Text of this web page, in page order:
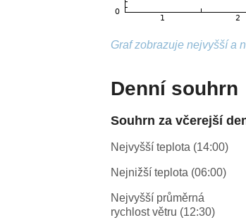
Graf zobrazuje nejvyšší a
Denní souhrn
Souhrn za včerejší
Nejvyšší teplota (14:00)
Nejnižší teplota (06:00)
Nejvyšší průměrná
rychlost větru (12:30)